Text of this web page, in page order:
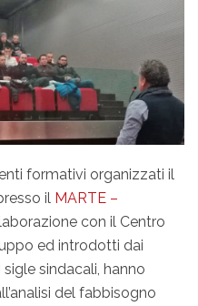
formativi organizzati il
il MARTE –
con il Centro
ed introdotti dai
sindacali, hanno
del fabbisogno